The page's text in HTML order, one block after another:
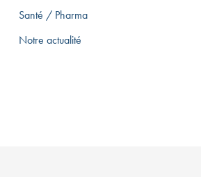
Santé / Pharma
Notre actualité